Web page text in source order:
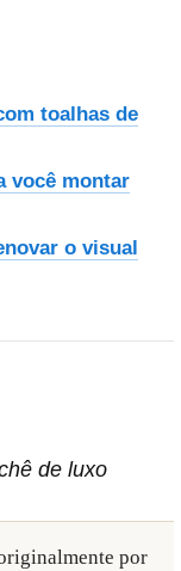
toalhas de
você montar
o visual
de luxo
por